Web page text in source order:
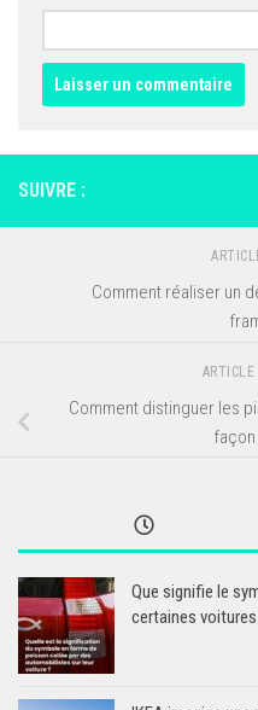
SUIVRE :
Comment réaliser un
ARTICLE
Comment distinguer les
Que signifie le
certaines voitures